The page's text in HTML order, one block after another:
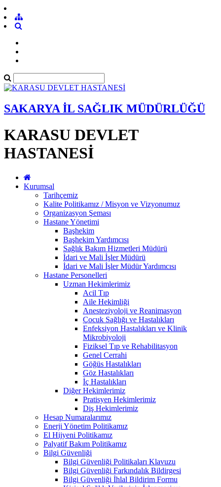
SAKARYA İL SAĞLIK MÜDÜRLÜĞÜ
KARASU DEVLET
HASTANESİ
Kurumsal
Tarihçemiz
Kalite Politikamız / Misyon ve Vizyonumuz
Organizasyon Şeması
Hastane Yönetimi
Başhekim
Başhekim Yardımcısı
Sağlık Bakım Hizmetleri Müdürü
İdari ve Mali İşler Müdürü
İdari ve Mali İşler Müdür Yardımcısı
Hastane Personelleri
Uzman Hekimlerimiz
Acil Tıp
Aile Hekimliği
Anesteziyoloji ve Reanimasyon
Çocuk Sağlığı ve Hastalıkları
Enfeksiyon Hastalıkları ve Klinik
Mikrobiyoloji
Fiziksel Tıp ve Rehabilitasyon
Genel Cerrahi
Göğüs Hastalıkları
Göz Hastalıkları
İç Hastalıkları
Diğer Hekimlerimiz
Pratisyen Hekimlerimiz
Diş Hekimlerimiz
Hesap Numaralarımız
Enerji Yönetim Politikamız
El Hijyeni Politikamız
Palyatif Bakım Politikamız
Bilgi Güvenliği
Bilgi Güvenliği Politikaları Klavuzu
Bilgi Güvenliği Farkındalık Bildirgesi
Bilgi Güvenliği İhlal Bildirim Formu